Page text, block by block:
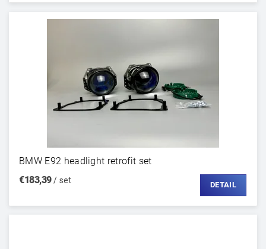
BMW E92 headlight retrofit set
€183,39/ set
DETAIL